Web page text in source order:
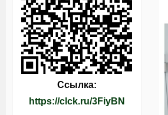
Ссылка:
https://clck.ru/3FiyBN